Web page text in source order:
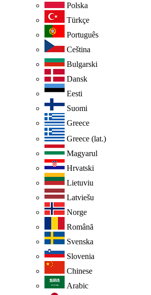
Polska
Türkçe
Português
Ceština
Bulgarski
Dansk
Eesti
Suomi
Greece
Greece (lat.)
Magyarul
Hrvatski
Lietuviu
Latviešu
Norge
Românã
Svenska
Slovenia
Chinese
Arabic